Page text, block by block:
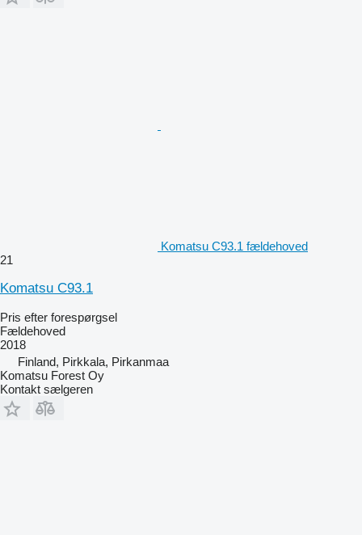
Komatsu C93.1 fældehoved
21
Komatsu C93.1
Pris efter forespørgsel
Fældehoved
2018
Finland, Pirkkala, Pirkanmaa
Komatsu Forest Oy
Kontakt sælgeren